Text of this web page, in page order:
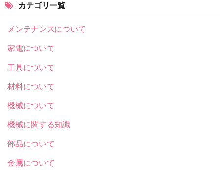
カテゴリ一覧
メンテナンスについて
家電について
工具について
材料について
機械について
機械に関する知識
部品について
金属について